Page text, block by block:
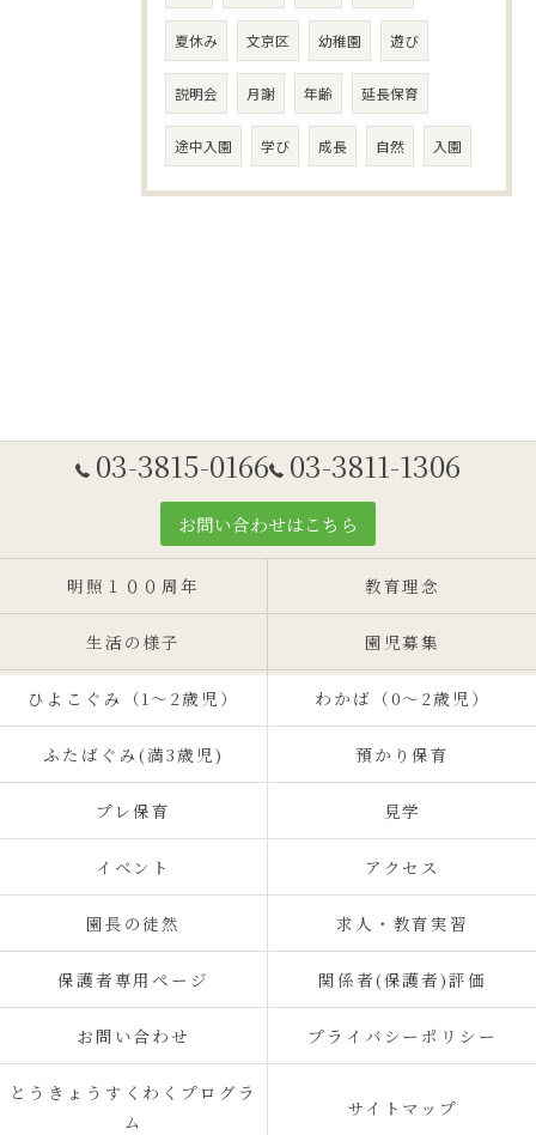
夏休み 文京区 幼稚園 遊び
説明会 月謝 年齢 延長保育
途中入園 学び 成長 自然 入園
03-3815-0166 03-3811-1306
お問い合わせはこちら
明照１００周年 教育理念
生活の様子 園児募集
ひよこぐみ（1〜2歳児） わかば（0～2歳児）
ふたばぐみ(満3歳児) 預かり保育
プレ保育 見学
イベント アクセス
園長の徒然 求人・教育実習
保護者専用ページ 関係者(保護者)評価
お問い合わせ プライバシーポリシー
とうきょうすくわくプログラ
ム
サイトマップ